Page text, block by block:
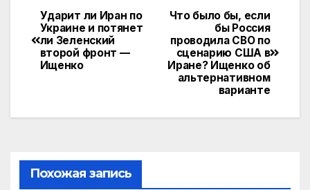
e
gr
a
n
o
kl
ni
ki
itt
п
р
а
в
Навигация
по
записям
Что было бы, если
бы Россия
проводила СВО по
сценарию США в
Иране? Ищенко об
альтернативном
варианте
Ударит ли Иран по
Украине и потянет
ли Зеленский
второй фронт —
Ищенко
Похожая запись